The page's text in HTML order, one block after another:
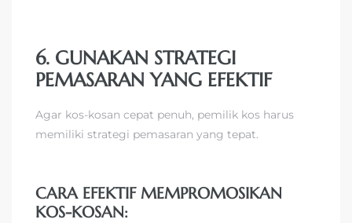
6. GUNAKAN STRATEGI
PEMASARAN YANG EFEKTIF
Agar kos-kosan cepat penuh, pemilik kos harus
memiliki strategi pemasaran yang tepat.
CARA EFEKTIF MEMPROMOSIKAN
KOS-KOSAN: